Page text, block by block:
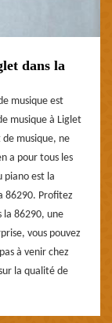
dans la
musique est
musique à Liglet
de musique, ne
a pour tous les
piano est la
86290. Profitez
la 86290, une
vous pouvez
à venir chez
la qualité de